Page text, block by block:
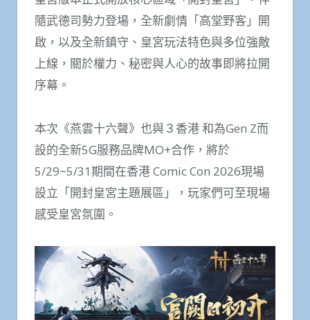
隨武德司勢力登場，全新劇情「高堂野客」開
啟，以及全新鎮守、皇宮玩法特色與多位強敵
上線，關於權力、秘密與人心的故事即將拉開
序幕。
本次《燕雲十六聲》也與３香港 和為Gen Z而
設的全新5G服務品牌MO+合作，將於
5/29~5/31期間在香港 Comic Con 2026現場
設立「開封皇宮主題展區」，玩家們可至現場
感受皇宮氛圍。